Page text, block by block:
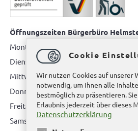
Öffnungszeiten Bürgerbüro
Montag: 08.00 bis 12.00 Uhr
Dienstag: 08.00 bis 12.00 Uhr & 15.00
Mittwoch: nur nach
Donnerstag: 08.00 bis 12.00 Uhr &
Freitag: nur nach Terminvereinbarung
Samstag:bitte hier klicken
Cookie
Wir nutzen Cookies auf unserer
notwendig, um Ihnen alle
bestmöglich zu präsentieren.
Erlaubnis jederzeit über dieses
Datenschutzerklärung